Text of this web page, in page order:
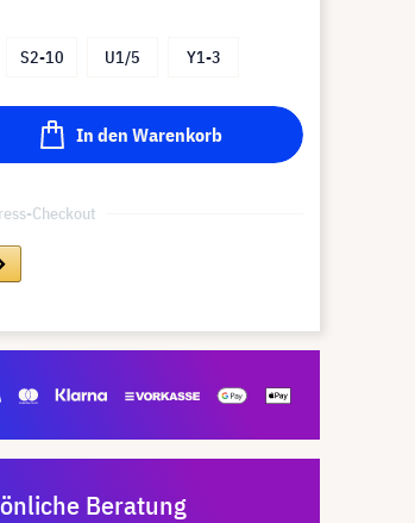
S2-10 U1/5 Y1-3
In den Warenkorb
Checkout
Beratung